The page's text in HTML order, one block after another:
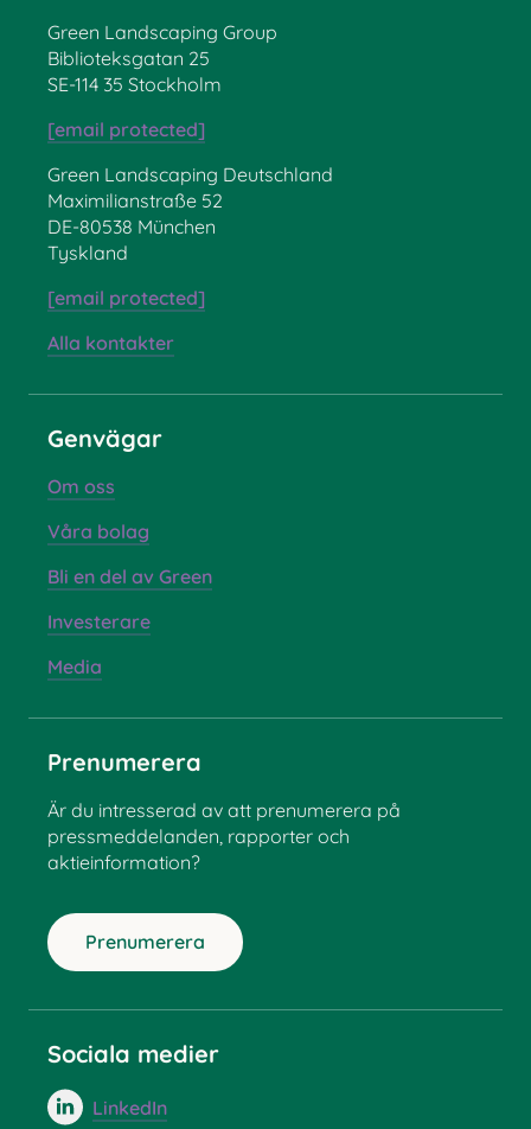
Green Landscaping Group
Biblioteksgatan 25
SE-114 35 Stockholm
[email protected]
Green Landscaping Deutschland
Maximilianstraße 52
DE-80538 München
Tyskland
[email protected]
Alla kontakter
Genvägar
Om oss
Våra bolag
Bli en del av Green
Investerare
Media
Prenumerera
Är du intresserad av att prenumerera på
pressmeddelanden, rapporter och
aktieinformation?
Prenumerera
Sociala medier
LinkedIn